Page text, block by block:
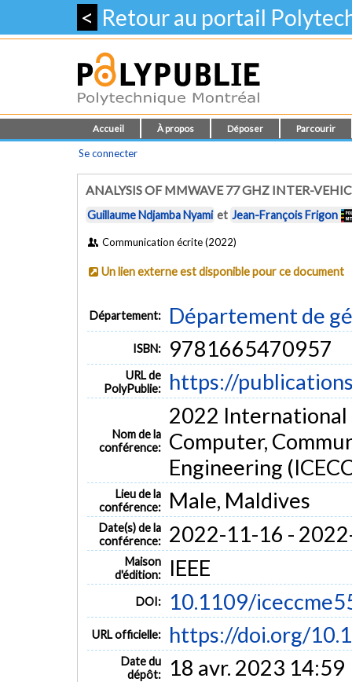
< Retour au portail
Accueil À propos Déposer Parcourir
Se connecter
ANALYSIS OF MMWAVE 77 GHZ INTER-
Guillaume Ndjamba Nyami et Jean-François Frigon
Communication écrite (2022)
Un lien externe est disponible pour ce document
Département: Département de
ISBN: 9781665470957
URL de
PolyPublie:
https://
Nom de la
conférence:
2022 International
Computer,
Engineering
Lieu de la
conférence:
Male, Maldives
Date(s) de la
conférence:
2022-11-16 -
Maison
d'édition:
IEEE
DOI: 10.1109/
URL officielle: https://doi.org/
Date du
dépôt:
18 avr. 2023 14:59